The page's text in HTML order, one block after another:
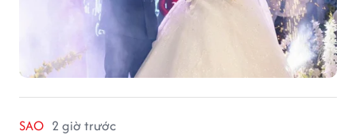
SAO 2 giờ trước